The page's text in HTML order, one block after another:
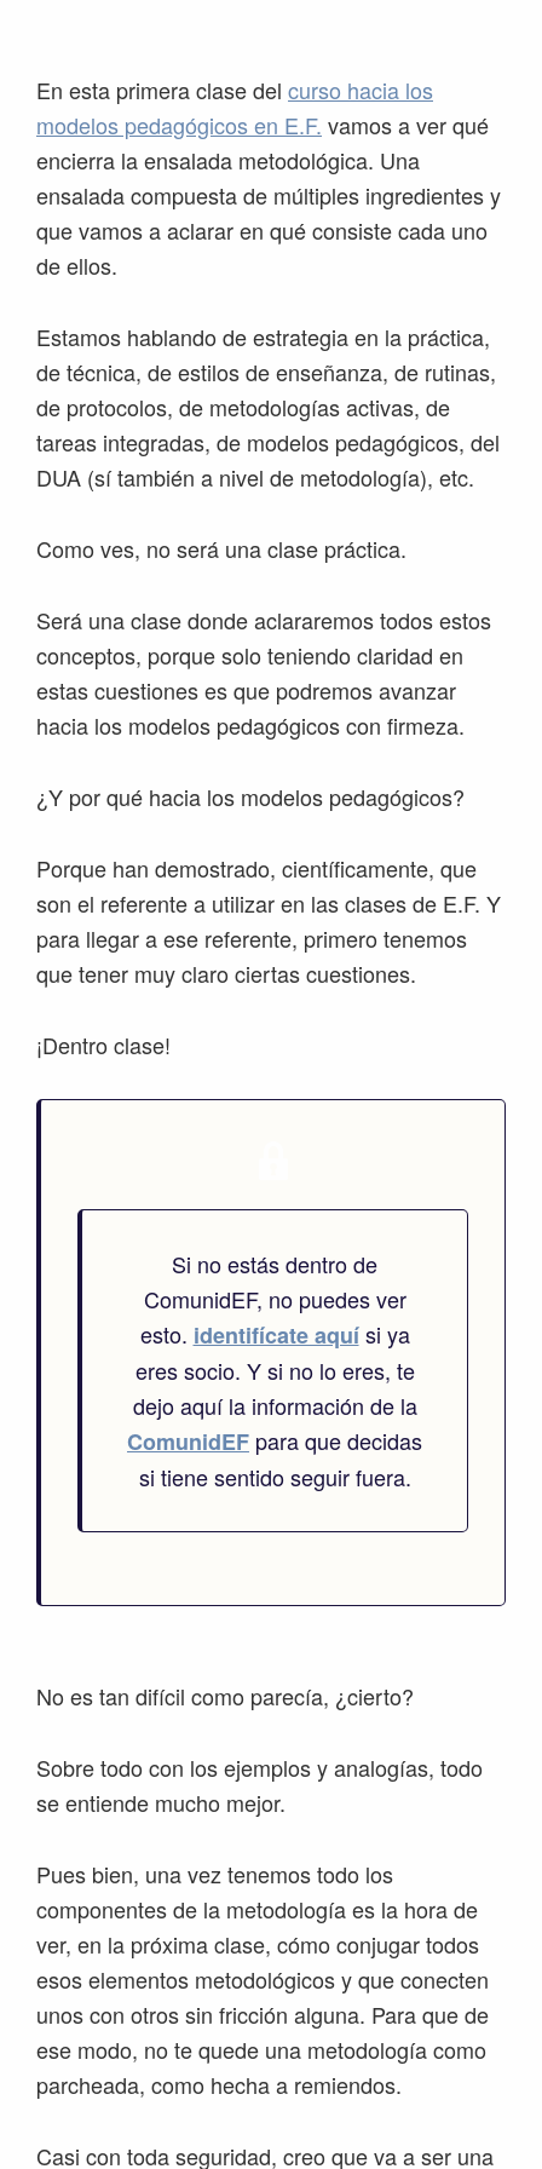
navegación
principal
contenido
principal
barra
lateral
principal
página
En esta primera clase del curso hacia los
modelos pedagógicos en E.F. vamos a ver qué
encierra la ensalada metodológica. Una
ensalada compuesta de múltiples ingredientes y
que vamos a aclarar en qué consiste cada uno
de ellos.
Estamos hablando de estrategia en la práctica,
de técnica, de estilos de enseñanza, de rutinas,
de protocolos, de metodologías activas, de
tareas integradas, de modelos pedagógicos, del
DUA (sí también a nivel de metodología), etc.
Como ves, no será una clase práctica.
Será una clase donde aclararemos todos estos
conceptos, porque solo teniendo claridad en
estas cuestiones es que podremos avanzar
hacia los modelos pedagógicos con firmeza.
¿Y por qué hacia los modelos pedagógicos?
Porque han demostrado, científicamente, que
son el referente a utilizar en las clases de E.F. Y
para llegar a ese referente, primero tenemos
que tener muy claro ciertas cuestiones.
¡Dentro clase!
Si no estás dentro de
ComunidEF, no puedes ver
esto. identifícate aquísi ya
eres socio. Y si no lo eres, te
dejo aquí la información de la
ComunidEF para que decidas
si tiene sentido seguir fuera.
No es tan difícil como parecía, ¿cierto?
Sobre todo con los ejemplos y analogías, todo
se entiende mucho mejor.
Pues bien, una vez tenemos todo los
componentes de la metodología es la hora de
ver, en la próxima clase, cómo conjugar todos
esos elementos metodológicos y que conecten
unos con otros sin fricción alguna. Para que de
ese modo, no te quede una metodología como
parcheada, como hecha a remiendos.
Casi con toda seguridad, creo que va a ser una